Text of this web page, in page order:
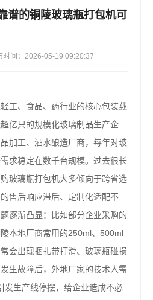
谱的铜陵玻璃瓶打包机可
间：2026-05-19 09:20:37
、食品、药行业的核心包装载
亿只的规模化玻璃制品生产企
加工、酒水酿造厂商，每年对玻
求稳定在数千台规模。过去很长
玻璃瓶打包机大多倾向于跨省选
售后响应滞后、定制化适配不
逐渐凸显：比如部分企业采购的
本地厂商常用的250ml、500ml
会出现捆扎带打滑、玻璃瓶碰损
生故障后，外地厂家的技术人需
发生产线停摆，给企业造成不必